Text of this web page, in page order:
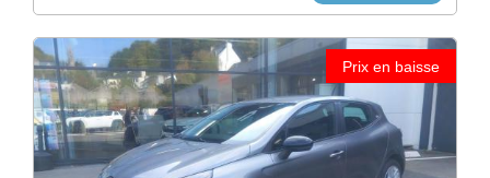
Prix en baisse